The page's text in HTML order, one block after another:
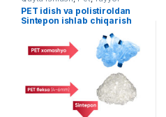
liniyalar
PET idish va polistiroldan
Sintepon ishlab chiqarish